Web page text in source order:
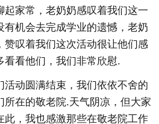
起家常，老奶奶感叹着我们这一
有机会去完成学业的遗憾，老奶
赞叹着我们这次活动很让他们感
看看他们，我们非常欣慰.
动圆满结束，我们依依不舍的
所在的敬老院.天气阴凉，但大家
此，我也感激那些在敬老院工作